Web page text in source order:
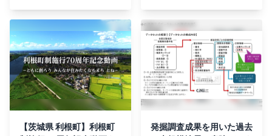
【茨城県 利根町】利根町
発掘調査成果を用いた過去